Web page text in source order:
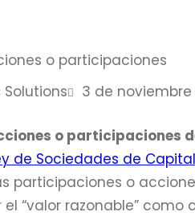
Solutions 3 de noviembre
o participaciones
de Sociedades de Capital
participaciones o
“valor razonable”